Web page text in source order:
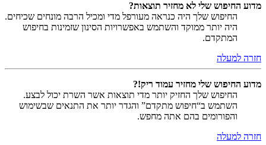
מדוע החיפוש שלי לא מחזיר תוצאות?
החיפוש שלך היה כנראה מעורפל מדי ומכיל הרבה מונחים שכיחים.
היה יותר ממוקד והשתמש באפשרויות הסינון שזמינות בחיפוש
המתקדם.
חזרה למעלה
מדוע החיפוש שלי מחזיר עמוד ריק!?
החיפוש שלך החזיק יותר מדי תוצאות אשר השרת יכול לבצע.
השתמש ב“חיפוש מתקדם” והגדר יותר את התנאים שבשימוש
והפורומים בהם אתה מחפש.
חזרה למעלה